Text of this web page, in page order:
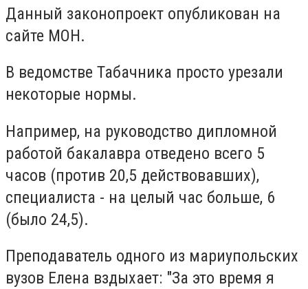
Данный законопроект опубликован на
сайте МОН.
В ведомстве Табачника просто урезали
некоторые нормы.
Например, на руководство дипломной
работой бакалавра отведено всего 5
часов (против 20,5 действовавших),
специалиста - на целый час больше, 6
(было 24,5).
Преподаватель одного из мариупольских
вузов Елена вздыхает: "За это время я